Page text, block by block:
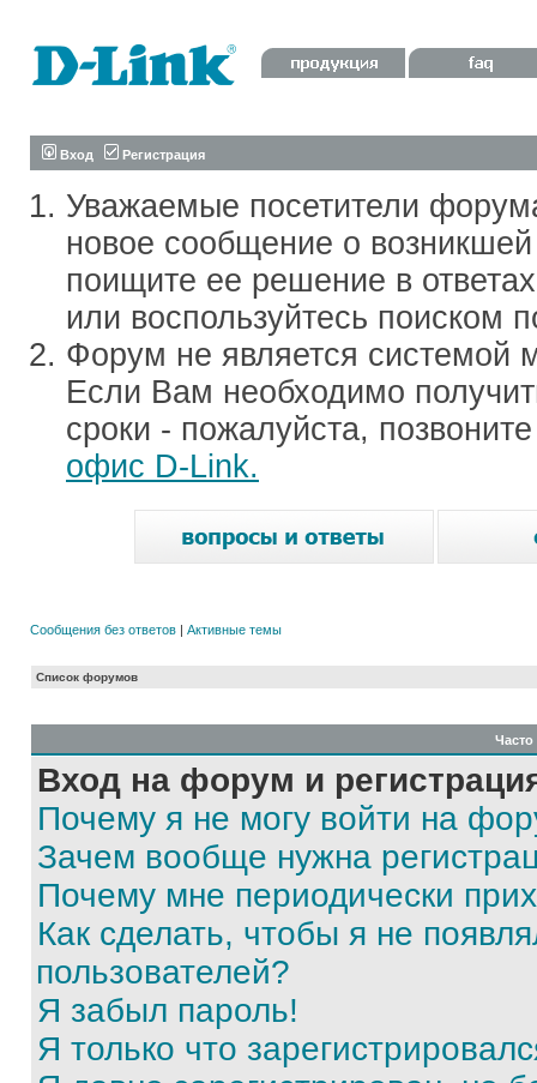
Вход Регистрация
Уважаемые посетители
новое сообщение о
поищите ее решение в
или воспользуйтесь поиском
Форум не является системой
Если Вам необходимо
сроки - пожалуйста,
офис D-Link.
Сообщения без ответов | Активные темы
Список форумов
Вход на форум и
Почему я не могу войти на
Зачем вообще нужна
Почему мне периодически
Как сделать, чтобы я не
пользователей?
Я забыл пароль!
Я только что